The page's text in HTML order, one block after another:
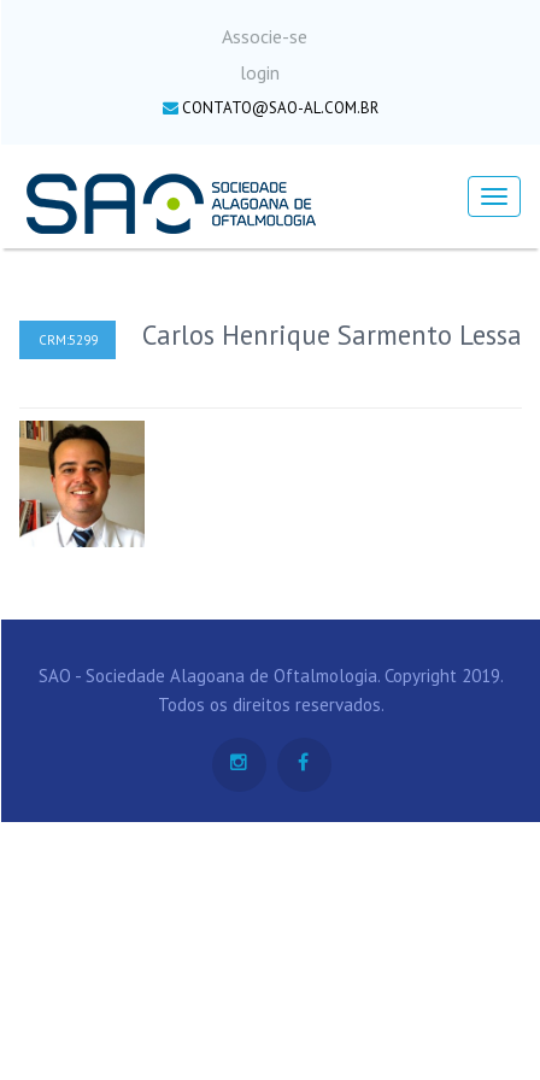
Associe-se
login
CONTATO@SAO-AL.COM.BR
Menu
CRM:5299 Carlos Henrique Sarmento Lessa
SAO - Sociedade Alagoana de Oftalmologia. Copyright 2019.
Todos os direitos reservados.